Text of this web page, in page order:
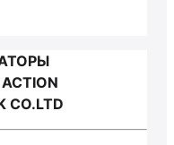
CO.LTD